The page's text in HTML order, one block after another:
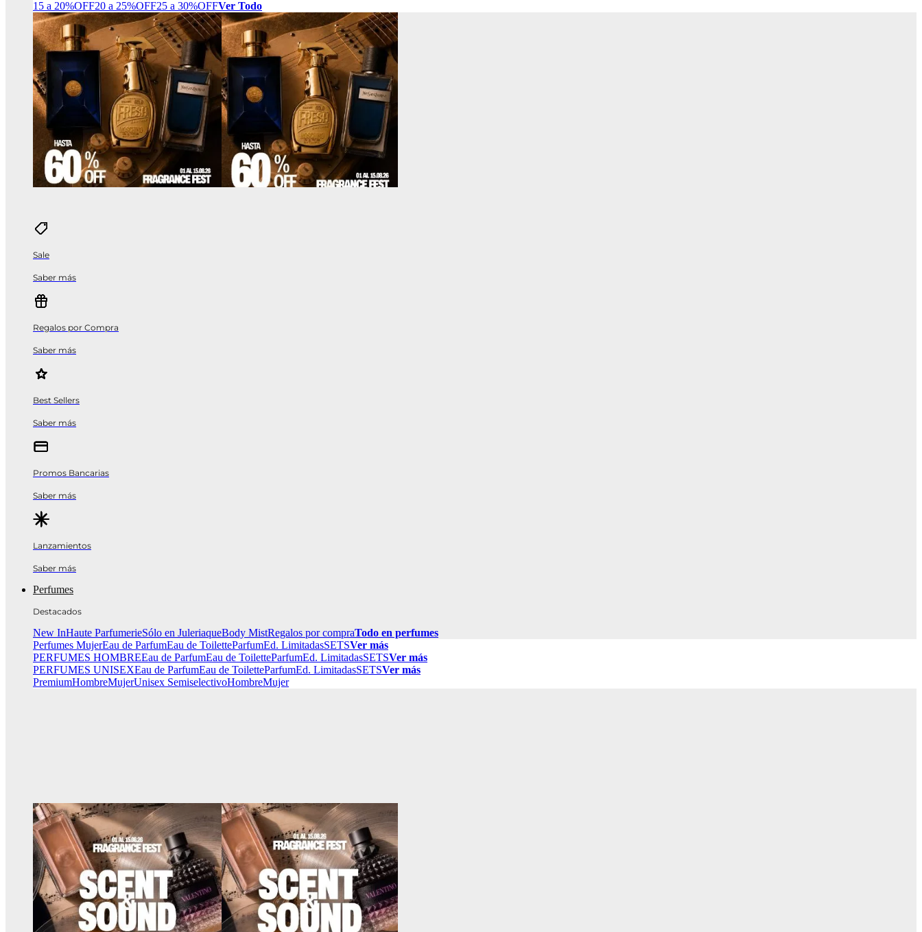
15 a 20%OFF20 a 25%OFF25 a 30%OFFVer Todo
Sale
Saber más
Regalos por Compra
Saber más
Best Sellers
Saber más
Promos Bancarias
Saber más
Lanzamientos
Saber más
Perfumes
Destacados
New InHaute ParfumerieSólo en JuleriaqueBody MistRegalos por compraTodo en perfumes
Perfumes MujerEau de ParfumEau de ToiletteParfumEd. LimitadasSETSVer más
PERFUMES HOMBREEau de ParfumEau de ToiletteParfumEd. LimitadasSETSVer más
PERFUMES UNISEXEau de ParfumEau de ToiletteParfumEd. LimitadasSETSVer más
PremiumHombreMujerUnisex SemiselectivoHombreMujer